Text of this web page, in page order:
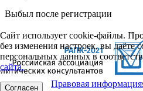
Выбыл после регистрации
Сайт использует cookie-файлы.
без изменения настроек, вы даёте
персональных данных в
сайта.
Согласен Правовая информация